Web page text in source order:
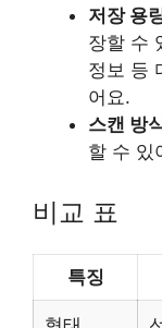
저장 용
장할 수
정보 등
어요.
스캔 방
할 수 있
비교 표
특징